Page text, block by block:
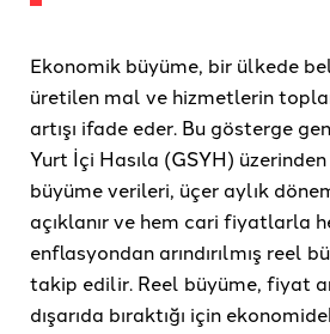
Ekonomik büyüme, bir ülkede
üretilen mal ve hizmetlerin
artışı ifade eder. Bu gösterge
Yurt İçi Hasıla (GSYH)
büyüme verileri, üçer aylık
açıklanır ve hem cari fiyatlarla
enflasyondan arındırılmış reel
takip edilir. Reel büyüme, fiyat
dışarıda bıraktığı için